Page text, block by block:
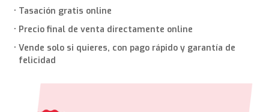
Tasación gratis online
Precio final de venta directamente online
Vende solo si quieres, con pago rápido y garantía de
felicidad